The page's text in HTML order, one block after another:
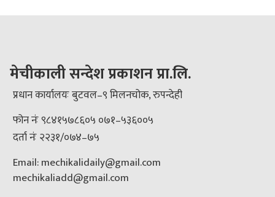
मेचीकाली सन्देश प्रकाशन प्रा.लि.
प्रधान कार्यालयः बुटवल–९ मिलनचोक, रुपन्देही
फोन नंः ९८४१५७८६०५ ०७१–५३६००५
दर्ता नंः २२३१/०७४–७५
Email: mechikalidaily@gmail.com
mechikaliadd@gmail.com